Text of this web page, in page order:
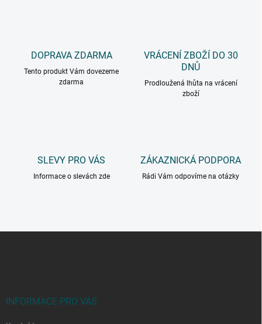
DOPRAVA ZDARMA
Tento produkt Vám dovezeme
zdarma
VRÁCENÍ ZBOŽÍ DO 30
DNŮ
Prodloužená lhůta na vrácení
zboží
SLEVY PRO VÁS
Informace o slevách zde
ZÁKAZNICKÁ PODPORA
Rádi Vám odpovíme na otázky
INFORMACE PRO VÁS